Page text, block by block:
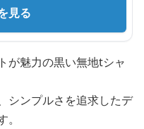
見る
が魅力の黒い無地tシャ
シンプルさを追求したデ